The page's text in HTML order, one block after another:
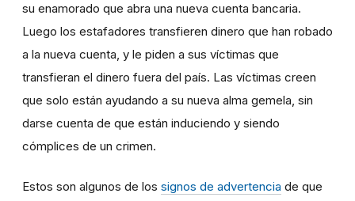
su enamorado que abra una nueva cuenta bancaria.
Luego los estafadores transfieren dinero que han robado
a la nueva cuenta, y le piden a sus víctimas que
transfieran el dinero fuera del país. Las víctimas creen
que solo están ayudando a su nueva alma gemela, sin
darse cuenta de que están induciendo y siendo
cómplices de un crimen.
Estos son algunos de los signos de advertencia de que